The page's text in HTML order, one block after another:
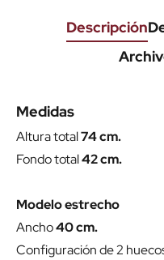
Descripción
Medidas
Altura total74 cm.
Fondo total42 cm.
Modelo estrecho
Ancho40 cm.
Configuración de 2